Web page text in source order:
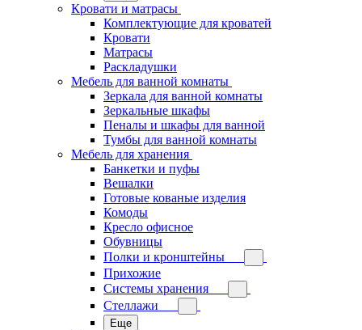
Кровати и матрасы
Комплектующие для кроватей
Кровати
Матрасы
Раскладушки
Мебель для ванной комнаты
Зеркала для ванной комнаты
Зеркальные шкафы
Пеналы и шкафы для ванной
Тумбы для ванной комнаты
Мебель для хранения
Банкетки и пуфы
Вешалки
Готовые кованые изделия
Комоды
Кресло офисное
Обувницы
Полки и кронштейны
Прихожие
Системы хранения
Стеллажи
Еще